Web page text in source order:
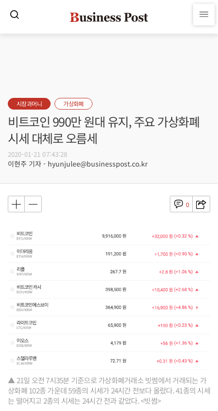
시장과머니 가상화폐
비트코인 990만 원대 유지, 주요 가상화폐
시세 대체로 오름세
2020-01-21 07:43:28
이현주 기자 - hyunjulee@businesspost.co.kr
0
▲ 21일 오전 7시35분 기준으로 가상화폐거래소 빗썸에서 거래되는 가
상화폐 102종 가운데 59종의 시세가 24시간 전보다 올랐다. 41종의 시세
는 떨어지고 2종의 시세는 24시간 전과 같았다. <빗썸>